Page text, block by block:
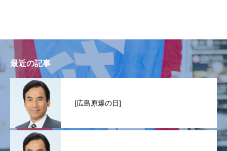
最近の記事
[広島原爆の日]